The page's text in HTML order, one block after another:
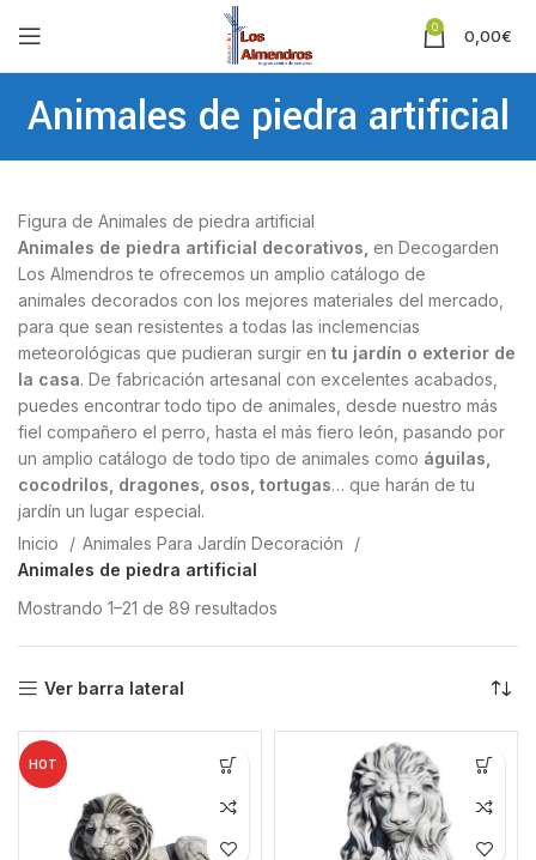
0 0,00€
Animales de piedra artificial
Figura de Animales de piedra artificial
Animales de piedra artificial decorativos, en Decogarden
Los Almendros te ofrecemos un amplio catálogo de
animales decorados con los mejores materiales del mercado,
para que sean resistentes a todas las inclemencias
meteorológicas que pudieran surgir en tu jardín o exterior de
la casa. De fabricación artesanal con excelentes acabados,
puedes encontrar todo tipo de animales, desde nuestro más
fiel compañero el perro, hasta el más fiero león, pasando por
un amplio catálogo de todo tipo de animales como águilas,
cocodrilos, dragones, osos, tortugas… que harán de tu
jardín un lugar especial.
Inicio
Animales Para Jardín Decoración
Animales de piedra artificial
Mostrando 1–21 de 89 resultados
Ver barra lateral
HOT